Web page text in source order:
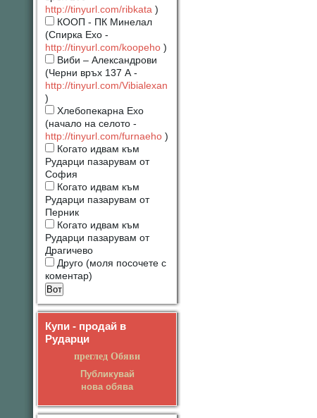
http://tinyurl.com/ribkata )
КООП - ПК Минелал
(Спирка Ехо -
http://tinyurl.com/koopeho )
Виби – Александрови
(Черни връх 137 А -
http://tinyurl.com/Vibialexan
)
Хлебопекарна Ехо
(начало на селото -
http://tinyurl.com/furnaeho )
Когато идвам към
Рударци пазарувам от
София
Когато идвам към
Рударци пазарувам от
Перник
Когато идвам към
Рударци пазарувам от
Драгичево
Друго (моля посочете с
коментар)
Купи - продай в
Рударци
преглед Обяви
Публикувай
нова обява